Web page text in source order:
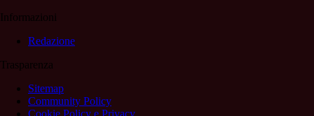
Informazioni
Redazione
Trasparenza
Sitemap
Community Policy
Cookie Policy e Privacy